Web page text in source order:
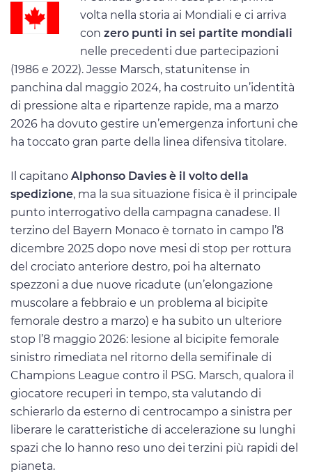
volta nella storia ai Mondiali e ci arriva
con zero punti in sei partite mondiali
nelle precedenti due partecipazioni
(1986 e 2022). Jesse Marsch, statunitense in
panchina dal maggio 2024, ha costruito un’identità
di pressione alta e ripartenze rapide, ma a marzo
2026 ha dovuto gestire un’emergenza infortuni che
ha toccato gran parte della linea difensiva titolare.
Il capitano Alphonso Davies è il volto della
spedizione, ma la sua situazione fisica è il principale
punto interrogativo della campagna canadese. Il
terzino del Bayern Monaco è tornato in campo l’8
dicembre 2025 dopo nove mesi di stop per rottura
del crociato anteriore destro, poi ha alternato
spezzoni a due nuove ricadute (un’elongazione
muscolare a febbraio e un problema al bicipite
femorale destro a marzo) e ha subito un ulteriore
stop l’8 maggio 2026: lesione al bicipite femorale
sinistro rimediata nel ritorno della semifinale di
Champions League contro il PSG. Marsch, qualora il
giocatore recuperi in tempo, sta valutando di
schierarlo da esterno di centrocampo a sinistra per
liberare le caratteristiche di accelerazione su lunghi
spazi che lo hanno reso uno dei terzini più rapidi del
pianeta.